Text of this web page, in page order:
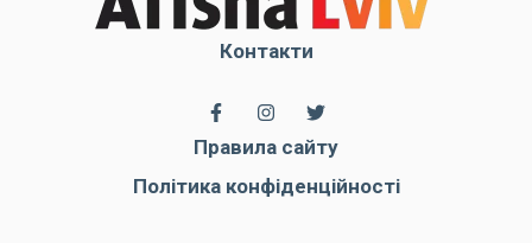
Контакти
Правила сайту
Політика конфіденційності